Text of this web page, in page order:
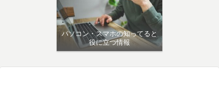
パソコン・スマホの知ってると
役に立つ情報